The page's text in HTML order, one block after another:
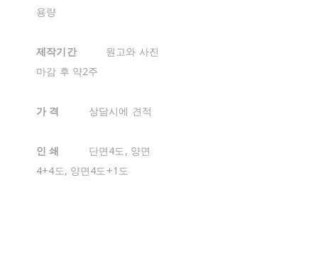
용량
제작기간
원고와 사진
마감 후 약2주
가 격 상담시에 견적
인 쇄
단면4도, 양면
4+4도, 양면4도+1도